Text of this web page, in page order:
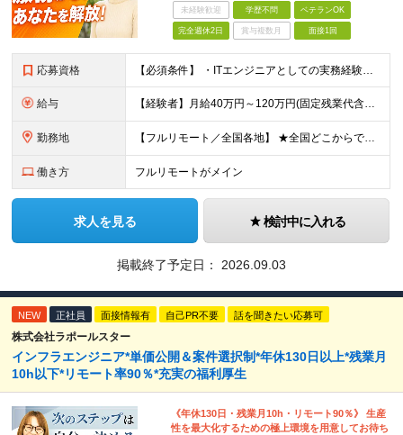
未経験歓迎 学歴不問 ベテランOK
完全週休2日 賞与複数月 面接1回
応募資格 【必須条件】 ・ITエンジニアとしての実務経験が1年以上ある方 ※開発・インフラ・運用保守など分野・フェーズは不問！ ※学歴不問 【歓迎条件】 ・基本設計、詳細設計などの経験がある方 ・AWS, G
給与 【経験者】月給40万円～120万円(固定残業代含む)+各種手当 ※月給には、みなし残業手当(月30時間／5万8,000円～15万7,000円)を含みます ※上記を超える時間外労働分は追加で支給します
勤務地 【フルリモート／全国各地】 ★全国どこからでも参画可能！フルリモート案件も多数！ ※プロジェクトは100%選択制。あなたの希望を最優先します。 ※フルリモート、ハイブリッド、常駐案件から自由に選択可能
働き方 フルリモートがメイン
求人を見る 検討中に入れる
掲載終了予定日： 2026.09.03
NEW 正社員 面接情報有 自己PR不要 話を聞きたい応募可
株式会社ラポールスター
インフラエンジニア*単価公開＆案件選択制*年休130日以上*残業月
10h以下*リモート率90％*充実の福利厚生
《年休130日・残業月10h・リモート90％》 生産
性を最大化するための極上環境を用意してお待ち